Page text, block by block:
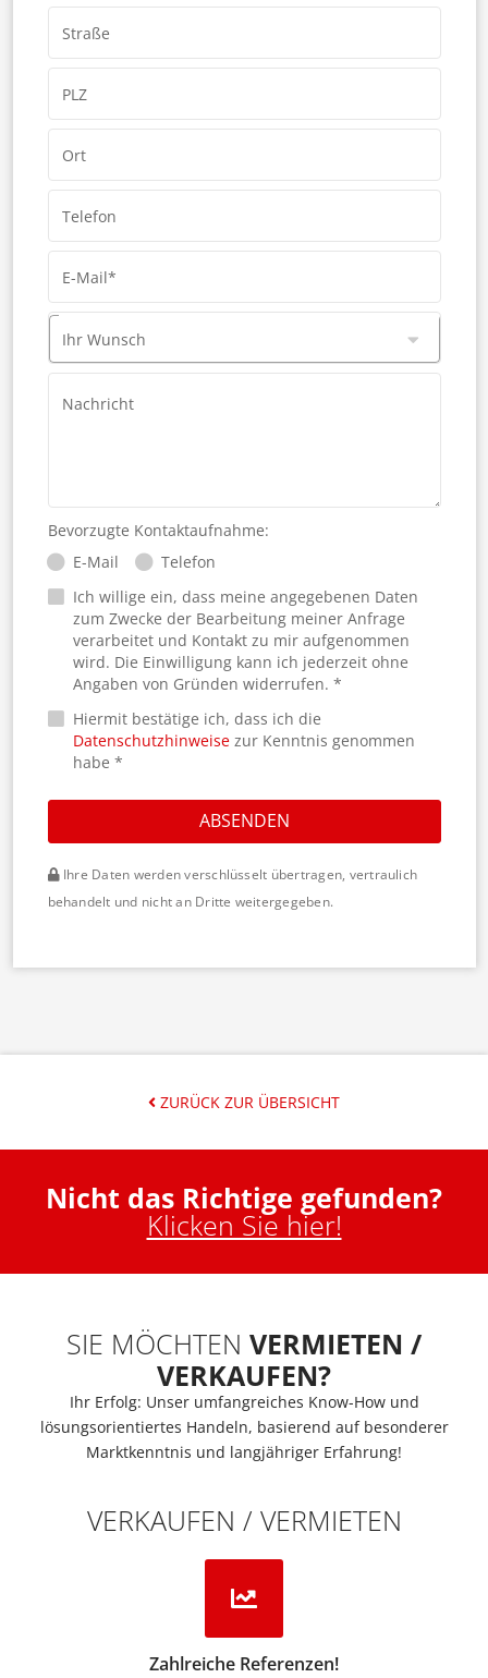
Straße
PLZ
Ort
Telefon
E-Mail*
Ihr Wunsch
Nachricht
Bevorzugte Kontaktaufnahme:
E-Mail
Telefon
Ich willige ein, dass meine angegebenen Daten
zum Zwecke der Bearbeitung meiner Anfrage
verarbeitet und Kontakt zu mir aufgenommen
wird. Die Einwilligung kann ich jederzeit ohne
Angaben von Gründen widerrufen. *
Hiermit bestätige ich, dass ich die
Datenschutzhinweisezur Kenntnis genommen
habe *
ABSENDEN
Ihre Daten werden verschlüsselt übertragen, vertraulich
behandelt und nicht an Dritte weitergegeben.
ZURÜCK ZUR ÜBERSICHT
Nicht das Richtige gefunden?
Klicken Sie hier!
SIE MÖCHTEN VERMIETEN /
VERKAUFEN?
Ihr Erfolg: Unser umfangreiches Know-How und
lösungsorientiertes Handeln, basierend auf besonderer
Marktkenntnis und langjähriger Erfahrung!
VERKAUFEN / VERMIETEN
Zahlreiche Referenzen!